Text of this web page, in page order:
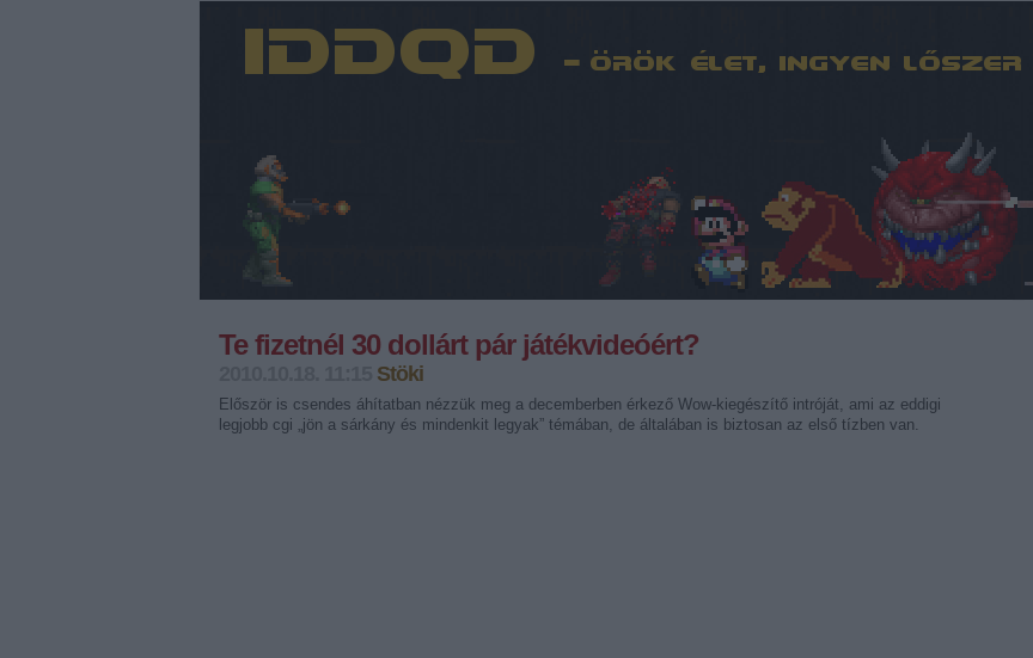
Te fizetnél 30 dollárt pár játékvideóért?
Stöki
Először is csendes áhítatban nézzük meg a decemberben érkező Wow-kiegészítő intróját, ami az eddigi
legjobb cgi „jön a sárkány és mindenkit legyak” témában, de általában is biztosan az első tízben van.